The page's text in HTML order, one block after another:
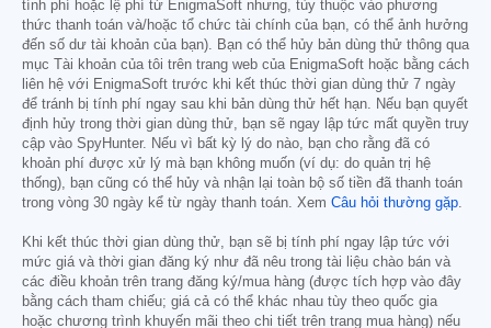
tính phí hoặc lệ phí từ EnigmaSoft nhưng, tùy thuộc vào phương
thức thanh toán và/hoặc tổ chức tài chính của bạn, có thể ảnh hưởng
đến số dư tài khoản của bạn). Bạn có thể hủy bản dùng thử thông qua
mục Tài khoản của tôi trên trang web của EnigmaSoft hoặc bằng cách
liên hệ với EnigmaSoft trước khi kết thúc thời gian dùng thử 7 ngày
để tránh bị tính phí ngay sau khi bản dùng thử hết hạn. Nếu bạn quyết
định hủy trong thời gian dùng thử, bạn sẽ ngay lập tức mất quyền truy
cập vào SpyHunter. Nếu vì bất kỳ lý do nào, bạn cho rằng đã có
khoản phí được xử lý mà bạn không muốn (ví dụ: do quản trị hệ
thống), bạn cũng có thể hủy và nhận lại toàn bộ số tiền đã thanh toán
trong vòng 30 ngày kể từ ngày thanh toán. Xem Câu hỏi thường gặp.
Khi kết thúc thời gian dùng thử, bạn sẽ bị tính phí ngay lập tức với
mức giá và thời gian đăng ký như đã nêu trong tài liệu chào bán và
các điều khoản trên trang đăng ký/mua hàng (được tích hợp vào đây
bằng cách tham chiếu; giá cả có thể khác nhau tùy theo quốc gia
hoặc chương trình khuyến mãi theo chi tiết trên trang mua hàng) nếu